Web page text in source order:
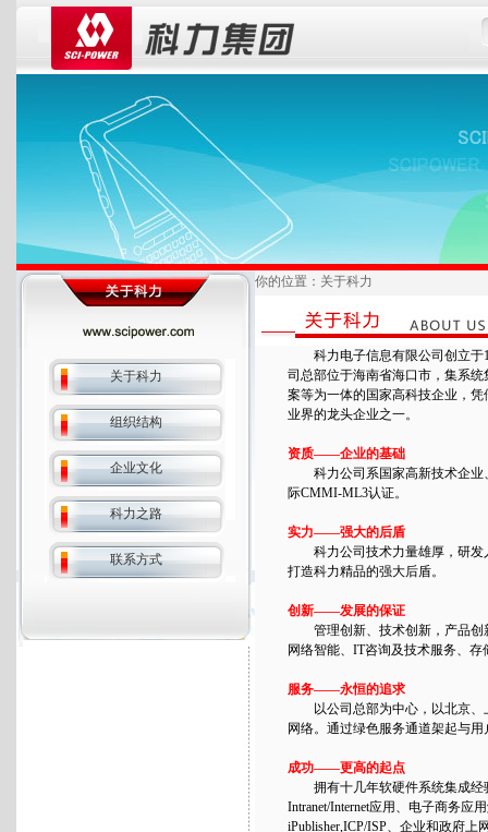
关于科力
组织结构
企业文化
科力之路
联系方式
你的位置：关于科力
科力电子信息有限公司创立于
司总部位于海南省海口市，集系
案等为一体的国家高科技企业，
业界的龙头企业之一。
资质——企业的基础
科力公司系国家高新技术企业、
际CMMI-ML3认证。
实力——强大的后盾
科力公司技术力量雄厚，研发人
打造科力精品的强大后盾。
创新——发展的保证
管理创新、技术创新，产品创
网络智能、IT咨询及技术服务、
服务——永恒的追求
以公司总部为中心，以北京、
网络。通过绿色服务通道架起与
成功——更高的起点
拥有十几年软硬件系统集成经
Intranet/Internet应用、电子商务应
iPublisher,ICP/ISP、企业和政府